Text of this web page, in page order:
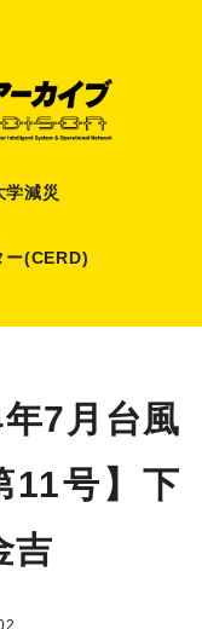
減災
ー(CERD)
年7月台風
11号】下
吉